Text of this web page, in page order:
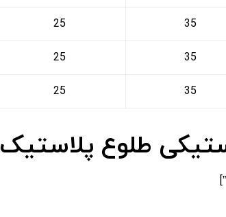
35
25
35
25
35
25
طلوع پلاستیک